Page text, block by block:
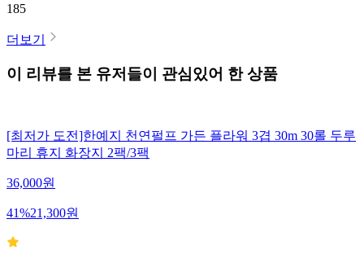
185
더보기
이 리뷰를 본 유저들이 관심있어 한 상품
[최저가 도전]한예지 천연펄프 가든 플라워 3겹 30m 30롤 두루
마리 휴지 화장지 2팩/3팩
36,000원
41%21,300원